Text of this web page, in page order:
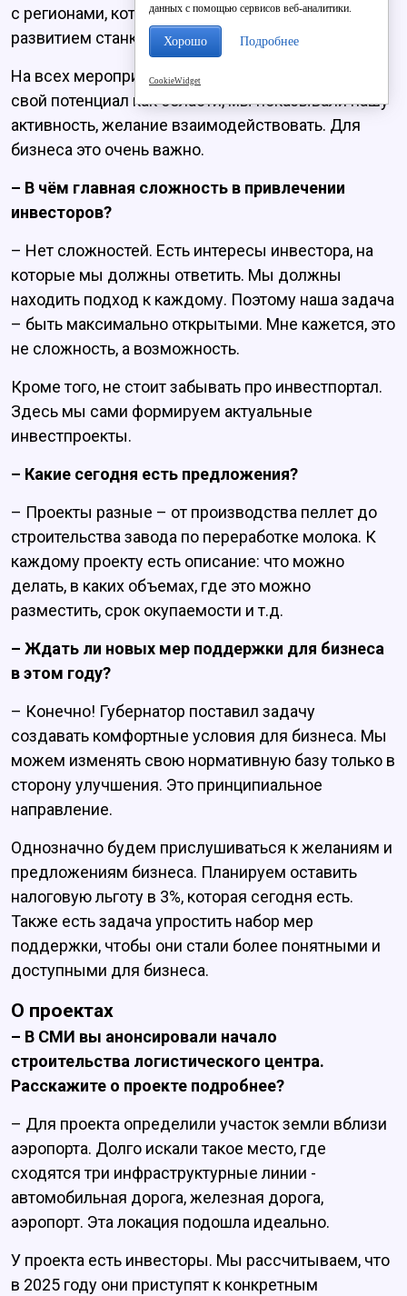
с регионами, которые будут заниматься
развитием станкостроения.
На всех мероприятиях мы показывали не только
свой потенциал как области, мы показывали нашу
активность, желание взаимодействовать. Для
бизнеса это очень важно.
– В чём главная сложность в привлечении
инвесторов?
– Нет сложностей. Есть интересы инвестора, на
которые мы должны ответить. Мы должны
находить подход к каждому. Поэтому наша задача
– быть максимально открытыми. Мне кажется, это
не сложность, а возможность.
Кроме того, не стоит забывать про инвестпортал.
Здесь мы сами формируем актуальные
инвестпроекты.
– Какие сегодня есть предложения?
– Проекты разные – от производства пеллет до
строительства завода по переработке молока. К
каждому проекту есть описание: что можно
делать, в каких объемах, где это можно
разместить, срок окупаемости и т.д.
– Ждать ли новых мер поддержки для бизнеса
в этом году?
– Конечно! Губернатор поставил задачу
создавать комфортные условия для бизнеса. Мы
можем изменять свою нормативную базу только в
сторону улучшения. Это принципиальное
направление.
Однозначно будем прислушиваться к желаниям и
предложениям бизнеса. Планируем оставить
налоговую льготу в 3%, которая сегодня есть.
Также есть задача упростить набор мер
поддержки, чтобы они стали более понятными и
доступными для бизнеса.
О проектах
– В СМИ вы анонсировали начало
строительства логистического центра.
Расскажите о проекте подробнее?
– Для проекта определили участок земли вблизи
аэропорта. Долго искали такое место, где
сходятся три инфраструктурные линии -
автомобильная дорога, железная дорога,
аэропорт. Эта локация подошла идеально.
У проекта есть инвесторы. Мы рассчитываем, что
в 2025 году они приступят к конкретным
данных с помощью сервисов веб-аналитики.
Хорошо Подробнее
CookieWidget